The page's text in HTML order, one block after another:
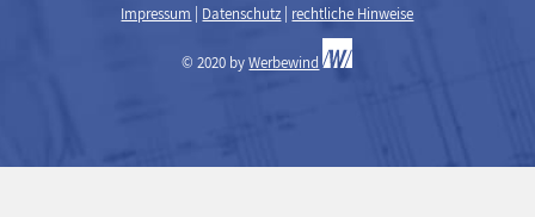
Impressum Datenschutz rechtliche Hinweise
© 2020 byWerbewind